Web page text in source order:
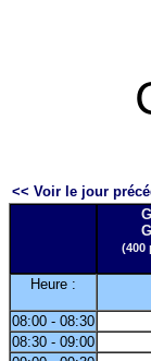
<< Voir le jour
(400
Heure :
08:00 - 08:30
08:30 - 09:00